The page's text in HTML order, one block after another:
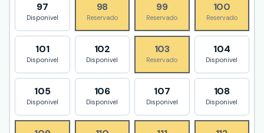
97
Disponivel
98
Reservado
99
Reservado
100
Reservado
101
Disponivel
102
Disponivel
103
Reservado
104
Disponivel
105
Disponivel
106
Disponivel
107
Disponivel
108
Disponivel